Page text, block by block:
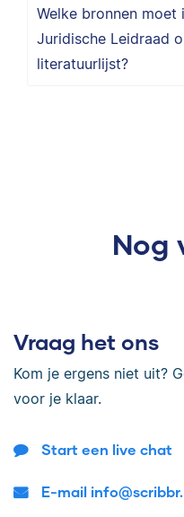
Welke bronnen moet
Juridische Leidraad
literatuurlijst?
Nog
Vraag het ons
Kom je ergens niet uit?
voor je klaar.
Start een live chat
E-mail